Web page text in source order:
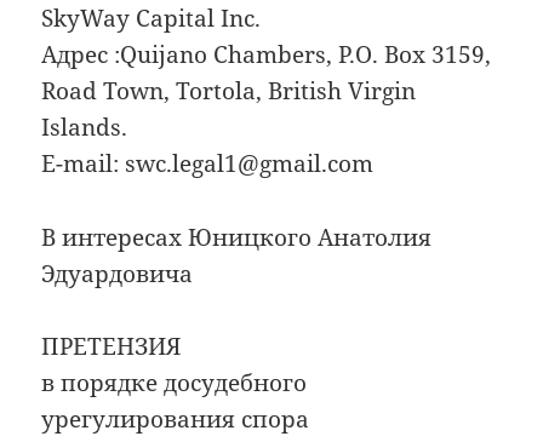
SkyWay Capital Inc.
Адрес :Quijano Chambers, P.O. Box 3159,
Road Town, Tortola, British Virgin
Islands.
E-mail: swc.legal1@gmail.com
В интересах Юницкого Анатолия
Эдуардовича
ПРЕТЕНЗИЯ
в порядке досудебного
урегулирования спора